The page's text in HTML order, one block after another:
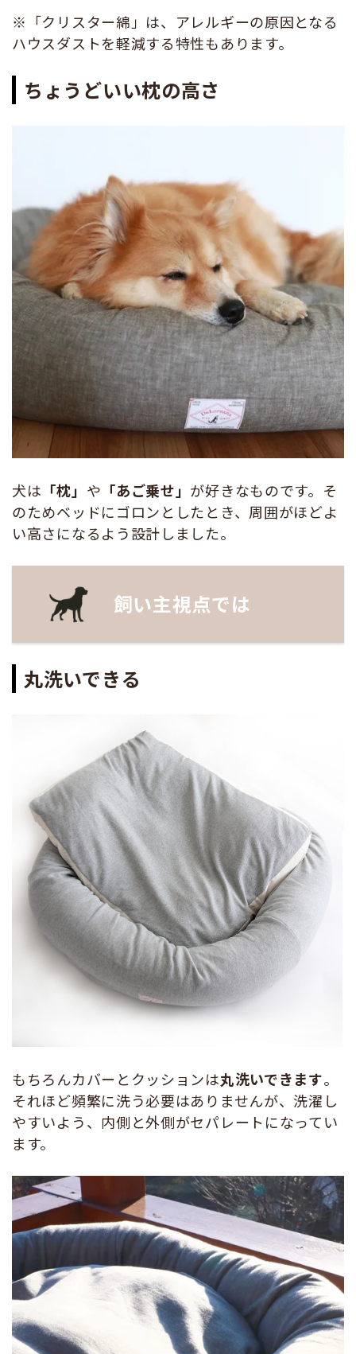
※「クリスター綿」は、アレルギーの原因となる
ハウスダストを軽減する特性もあります。
ちょうどいい枕の高さ
犬は 「枕」 や 「あご乗せ」 が好きなものです。そ
のためベッドにゴロンとしたとき、周囲がほどよ
い高さになるよう設計しました。
飼い主視点では
丸洗いできる
もちろんカバーとクッションは丸洗いできます。
それほど頻繁に洗う必要はありませんが、洗濯し
やすいよう、内側と外側がセパレートになってい
ます。